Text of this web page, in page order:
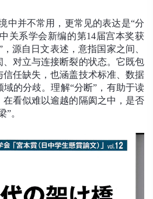
中并不常用，更常见的表达是“分
关系学会新编的第14届宫本奖获
源自日文表述，意指国家之间、
对立与连接断裂的状态。它既包
任缺失，也涵盖技术标准、数据
的分歧。理解“分断”，有助于读
看似难以逾越的隔阂之中，是否
”。